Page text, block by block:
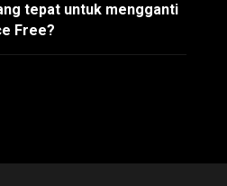
tepat untuk mengganti
Free?